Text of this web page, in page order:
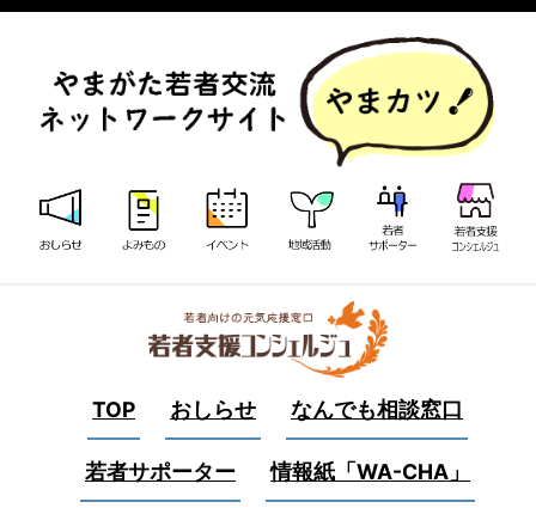
TOP おしらせ なんでも相談窓口
若者サポーター 情報紙「WA-CHA」